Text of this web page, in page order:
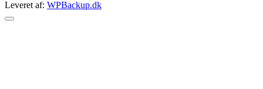
Leveret af: WPBackup.dk